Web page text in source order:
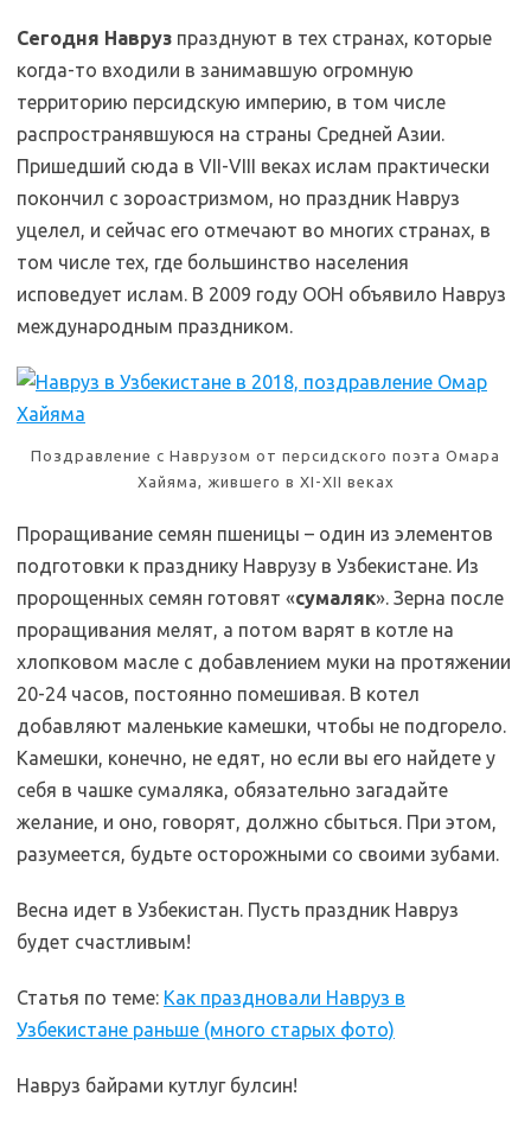
Сегодня Навруз празднуют в тех странах, которые
когда-то входили в занимавшую огромную
территорию персидскую империю, в том числе
распространявшуюся на страны Средней Азии.
Пришедший сюда в VII-VIII веках ислам практически
покончил с зороастризмом, но праздник Навруз
уцелел, и сейчас его отмечают во многих странах, в
том числе тех, где большинство населения
исповедует ислам. В 2009 году ООН объявило Навруз
международным праздником.
Поздравление с Наврузом от персидского поэта Омара
Хайяма, жившего в XI-XII веках
Проращивание семян пшеницы – один из элементов
подготовки к празднику Наврузу в Узбекистане. Из
пророщенных семян готовят «сумаляк». Зерна после
проращивания мелят, а потом варят в котле на
хлопковом масле с добавлением муки на протяжении
20-24 часов, постоянно помешивая. В котел
добавляют маленькие камешки, чтобы не подгорело.
Камешки, конечно, не едят, но если вы его найдете у
себя в чашке сумаляка, обязательно загадайте
желание, и оно, говорят, должно сбыться. При этом,
разумеется, будьте осторожными со своими зубами.
Весна идет в Узбекистан. Пусть праздник Навруз
будет счастливым!
Статья по теме: Как праздновали Навруз в
Узбекистане раньше (много старых фото)
Навруз байрами кутлуг булсин!